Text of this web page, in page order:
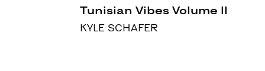
Tunisian Vibes Volume II
KYLE SCHAFER